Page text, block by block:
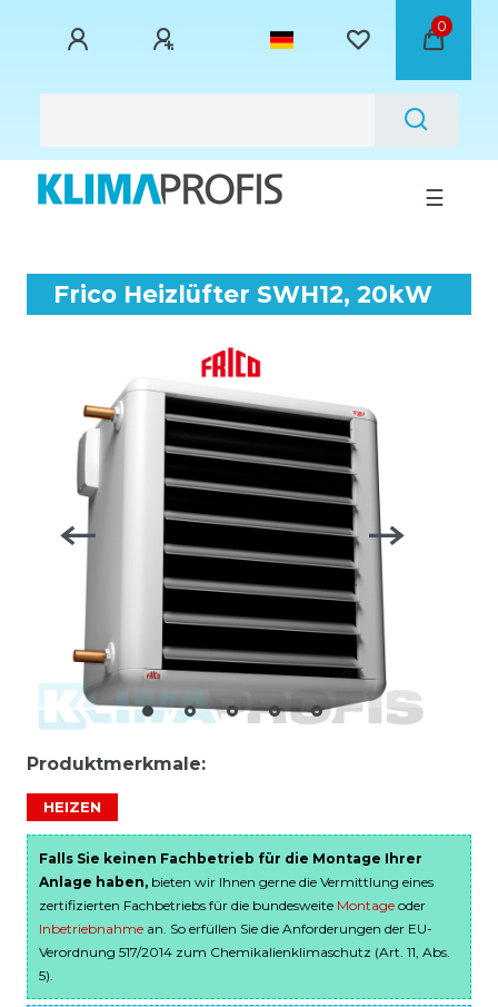
0
☰
Frico Heizlüfter SWH12, 20kW
Produktmerkmale:
HEIZEN
Falls Sie keinen Fachbetrieb für die Montage Ihrer
Anlage haben, bieten wir Ihnen gerne die Vermittlung eines
zertifizierten Fachbetriebs für die bundesweite Montage oder
Inbetriebnahme an. So erfüllen Sie die Anforderungen der EU-
Verordnung 517/2014 zum Chemikalienklimaschutz (Art. 11, Abs.
5).